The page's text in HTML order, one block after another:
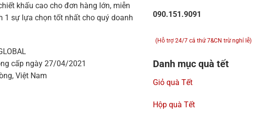
khấu cao cho đơn hàng lớn, miễn
1 sự lựa chọn tốt nhất cho quý doanh
cấp ngày 27/04/2021
Việt Nam
090.151.9091
(Hỗ trợ 24/7 cả thứ 7&CN trừ nghỉ lễ)
Danh mục quà tết
Giỏ quà Tết
Hộp quà Tết